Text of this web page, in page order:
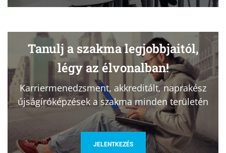
Tanulj a szakma legjobbjaitól,
légy az élvonalban!
Karriermenedzsment, akkreditált, naprakész
újságíróképzések a szakma minden területén
JELENTKEZÉS